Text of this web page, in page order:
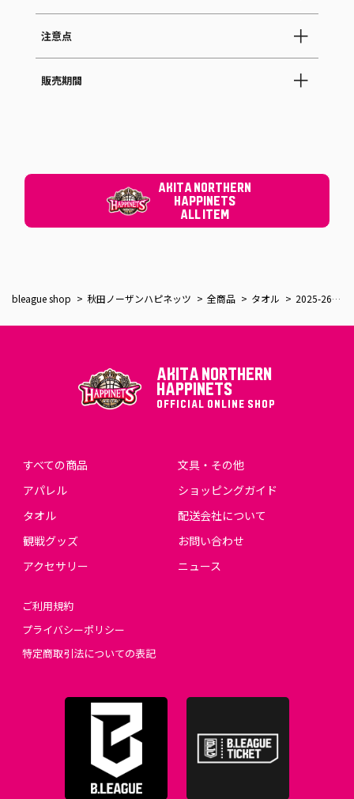
注意点
販売期間
AKITA NORTHERN
HAPPINETS
ALL ITEM
bleague shop 秋田ノーザンハピネッツ 全商品 タオル 2025-26_選手タオル
AKITA NORTHERN
HAPPINETS
OFFICIAL ONLINE SHOP
すべての商品
アパレル
タオル
観戦グッズ
アクセサリー
文具・その他
ショッピングガイド
配送会社について
お問い合わせ
ニュース
ご利用規約
プライバシーポリシー
特定商取引法についての表記